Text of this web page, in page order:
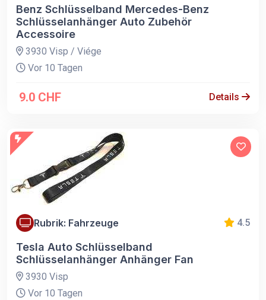
Benz Schlüsselband Mercedes-Benz
Schlüsselanhänger Auto Zubehör
Accessoire
3930 Visp / Viége
Vor 10 Tagen
9.0 CHF Details
Rubrik: Fahrzeuge 4.5
Tesla Auto Schlüsselband
Schlüsselanhänger Anhänger Fan
3930 Visp
Vor 10 Tagen